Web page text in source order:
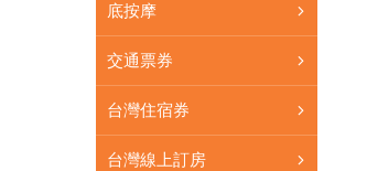
底按摩
交通票券
台灣住宿券
台灣線上訂房